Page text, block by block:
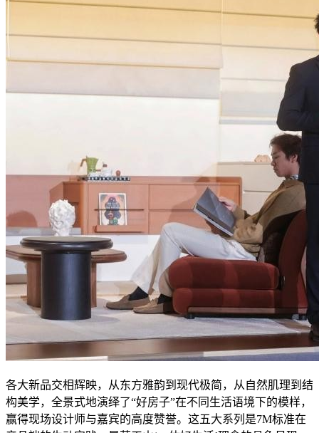
各大新品交相辉映，从东方雅韵到现代极简，从自然肌理到结
构美学，全景式地演绎了“好房子”在不同生活语境下的模样，
赢得现场设计师与嘉宾的高度赞誉。这五大系列是7M标准在